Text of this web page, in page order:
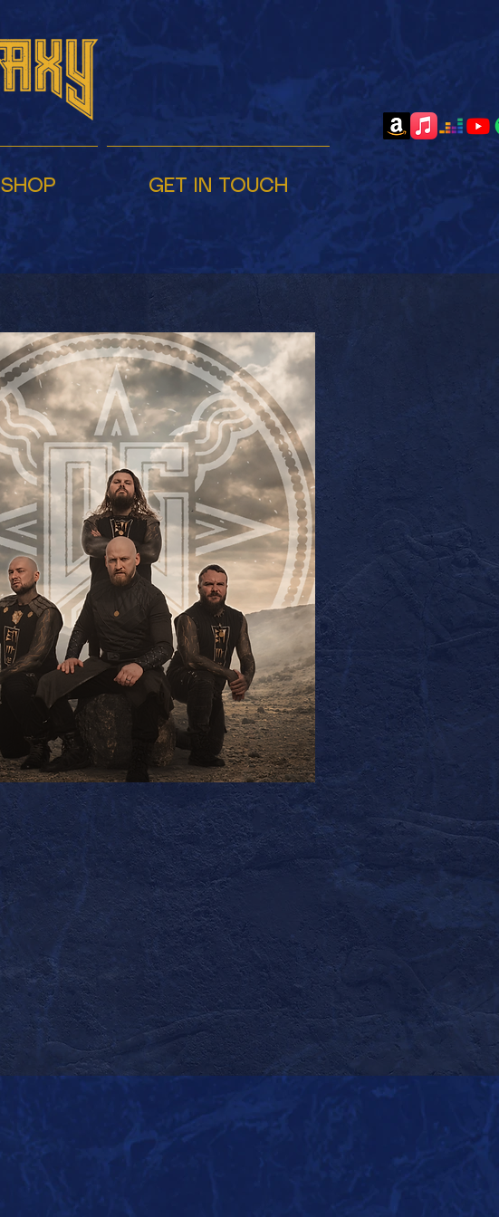
SHOP GET IN TOUCH